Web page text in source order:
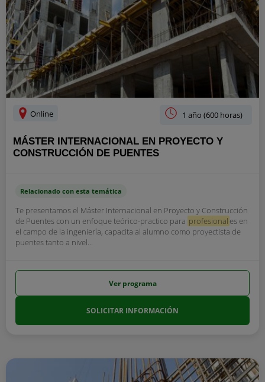
Online 1 año (600 horas)
MÁSTER INTERNACIONAL EN PROYECTO Y
CONSTRUCCIÓN DE PUENTES
Relacionado con esta temática
Te presentamos el Máster Internacional en Proyecto y Construcción
de Puentes con un enfoque teórico-practico para profesional es en
el campo de la ingeniería, capacita al alumno como proyectista de
puentes tanto a nivel...
Ver programa
SOLICITAR INFORMACIÓN